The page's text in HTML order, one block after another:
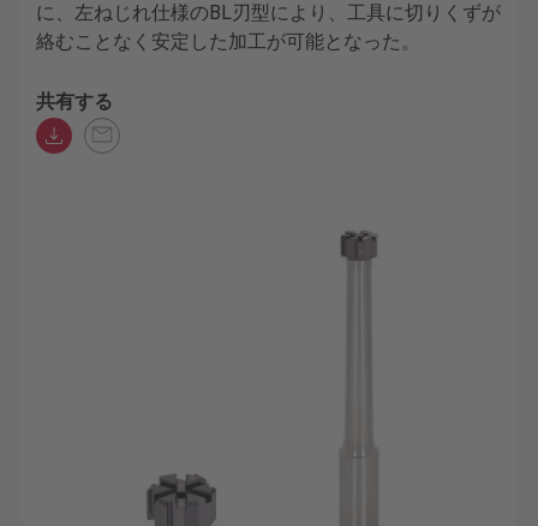
に、左ねじれ仕様のBL刃型により、工具に切りくずが
絡むことなく安定した加工が可能となった。
共有する